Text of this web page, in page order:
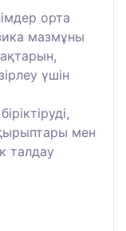
орта
мазмұны
үшін
мен
талдау